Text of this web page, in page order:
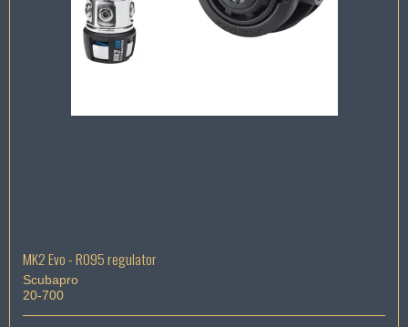
MK2 Evo - R095 regulator
Scubapro
20-700